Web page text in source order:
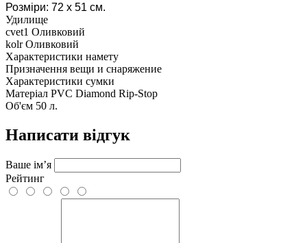
Розміри: 72 х 51 см.
Удилище
cvet1 Оливковий
kolr Оливковий
Характеристики намету
Призначення вещи и снаряжение
Характеристики сумки
Матеріал PVC Diamond Rip-Stop
Об'єм 50 л.
Написати відгук
Ваше ім’я
Рейтинг